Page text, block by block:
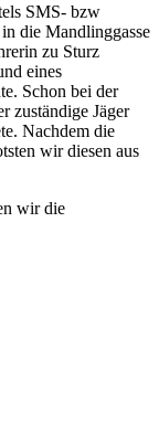
SMS- bzw
die Mandlinggasse
zu Sturz
eines
Schon bei der
zuständige Jäger
Nachdem die
wir diesen aus
wir die